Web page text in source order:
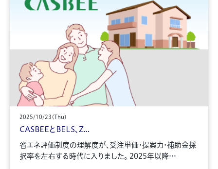
2025/10/23(Thu)
CASBEEとBELS、Z...
省エネ評価制度の理解度が、受注単価・提案力・補助金採
択率を左右する時代に入りました。 2025年以降…